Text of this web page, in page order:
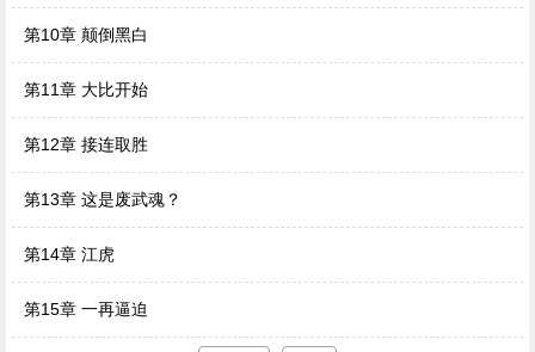
第10章 颠倒黑白
第11章 大比开始
第12章 接连取胜
第13章 这是废武魂？
第14章 江虎
第15章 一再逼迫